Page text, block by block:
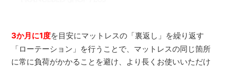
3か月に1度を目安にマットレスの「裏返し」を繰り返す
「ローテーション」を行うことで、マットレスの同じ箇所
に常に負荷がかかることを避け、より長くお使いいただけ